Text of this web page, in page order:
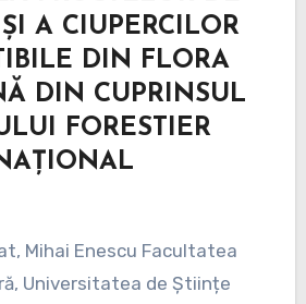
A CIUPERCILOR
DIN FLORA
DIN CUPRINSUL
FORESTIER
Universitatea de Științe